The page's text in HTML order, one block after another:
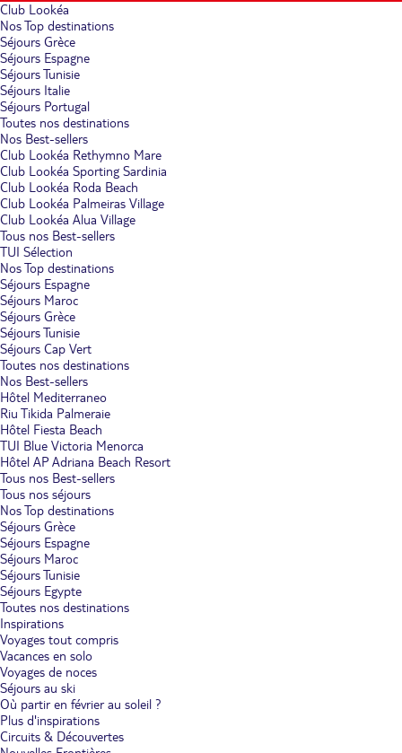
Club Lookéa
Nos Top destinations
Séjours Grèce
Séjours Espagne
Séjours Tunisie
Séjours Italie
Séjours Portugal
Toutes nos destinations
Nos Best-sellers
Club Lookéa Rethymno Mare
Club Lookéa Sporting Sardinia
Club Lookéa Roda Beach
Club Lookéa Palmeiras Village
Club Lookéa Alua Village
Tous nos Best-sellers
TUI Sélection
Nos Top destinations
Séjours Espagne
Séjours Maroc
Séjours Grèce
Séjours Tunisie
Séjours Cap Vert
Toutes nos destinations
Nos Best-sellers
Hôtel Mediterraneo
Riu Tikida Palmeraie
Hôtel Fiesta Beach
TUI Blue Victoria Menorca
Hôtel AP Adriana Beach Resort
Tous nos Best-sellers
Tous nos séjours
Nos Top destinations
Séjours Grèce
Séjours Espagne
Séjours Maroc
Séjours Tunisie
Séjours Egypte
Toutes nos destinations
Inspirations
Voyages tout compris
Vacances en solo
Voyages de noces
Séjours au ski
Où partir en février au soleil ?
Plus d'inspirations
Circuits & Découvertes